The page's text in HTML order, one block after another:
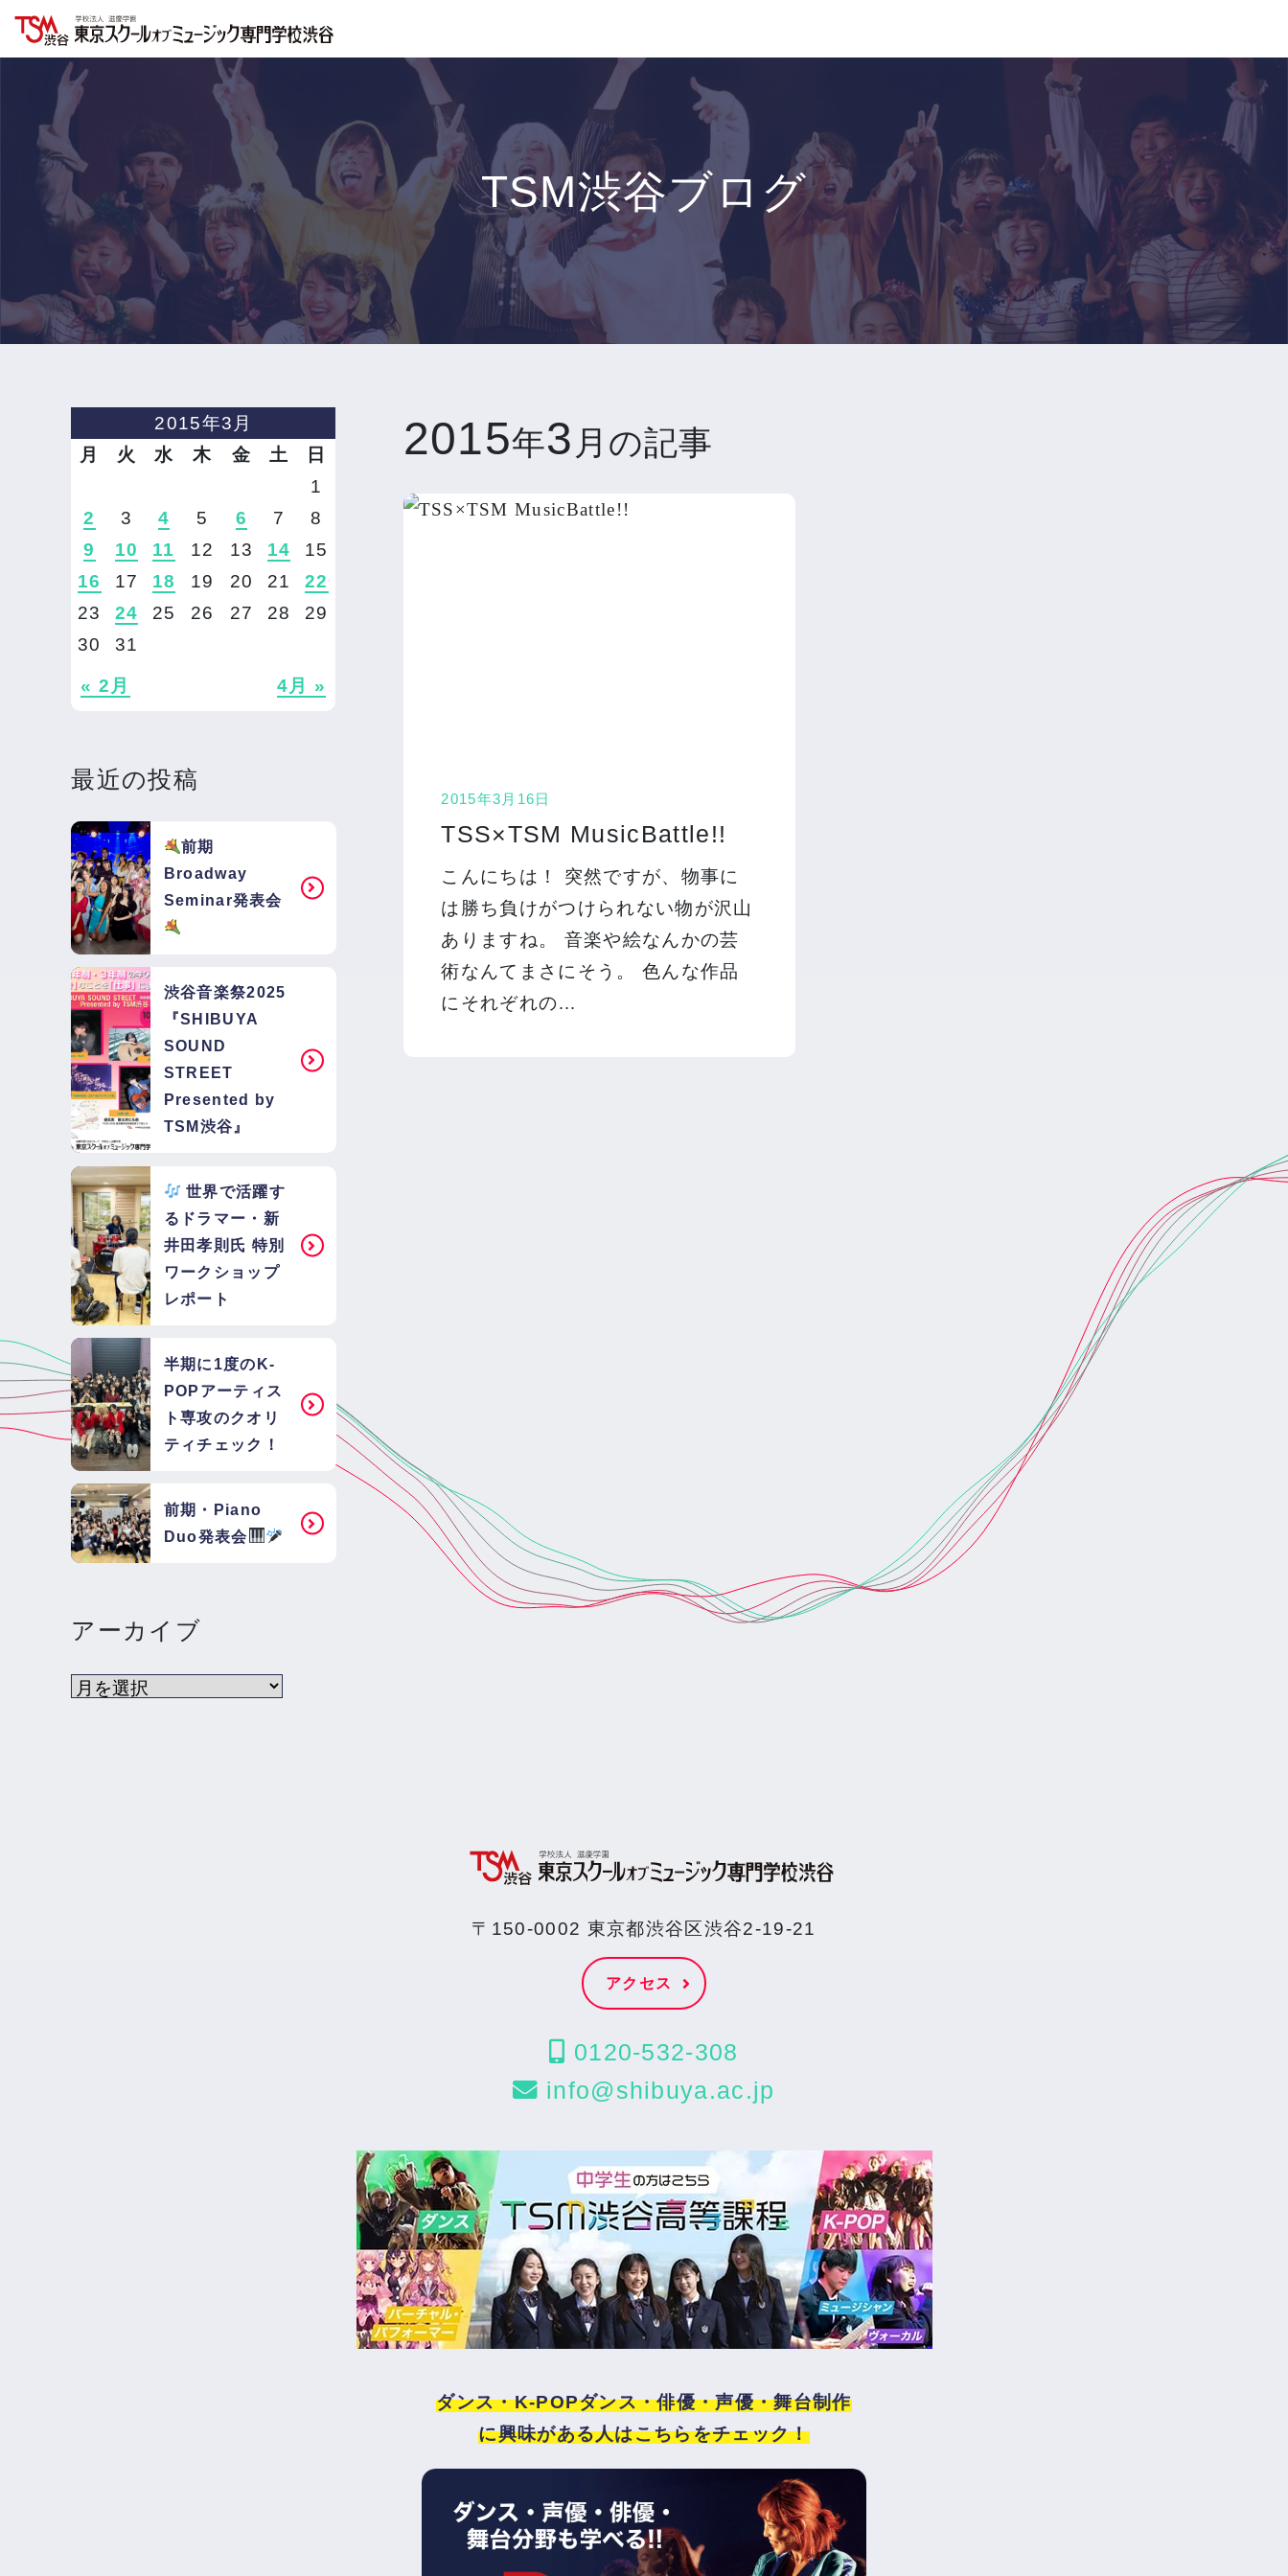
TSM渋谷ブログ
2015年3 月の記事
2015年3月16日
TSS×TSM MusicBattle!!
こんにちは！ 突然ですが、物事に
は勝ち負けがつけられない物が沢山
ありますね。 音楽や絵なんかの芸
術なんてまさにそう。 色んな作品
にそれぞれの…
2015年3月
月
火 水 木 金 土 日
« 2月 4月 »
1
2
3 4 5 6 7
8
9
10 11 12 13 14
15
16
17 18 19 20 21
22
23
24 25 26 27 28
29
30
31
最近の投稿
前期
Broadway
Seminar発表会
渋谷音楽祭2025
『SHIBUYA
SOUND
STREET
Presented by
TSM渋谷』
世界で活躍す
るドラマー・新
井田孝則氏 特別
ワークショップ
レポート
半期に1度のK-
POPアーティス
ト専攻のクオリ
ティチェック！
前期・Piano
Duo発表会
アーカイブ
〒150-0002 東京都渋谷区渋谷2-19-21
アクセス
0120-532-308
info@shibuya.ac.jp
ダンス・K-POPダンス・俳優・声優・舞台制作
に興味がある人はこちらをチェック！